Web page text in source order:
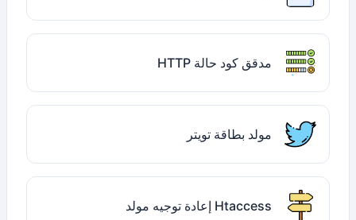
مدقق كود حالة HTTP
مولد بطاقة تويتر
Htaccess إعادة توجيه مولد